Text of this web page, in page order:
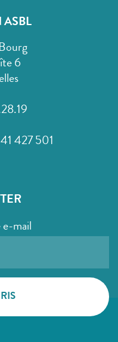
ASBL
6
427 501
e-mail